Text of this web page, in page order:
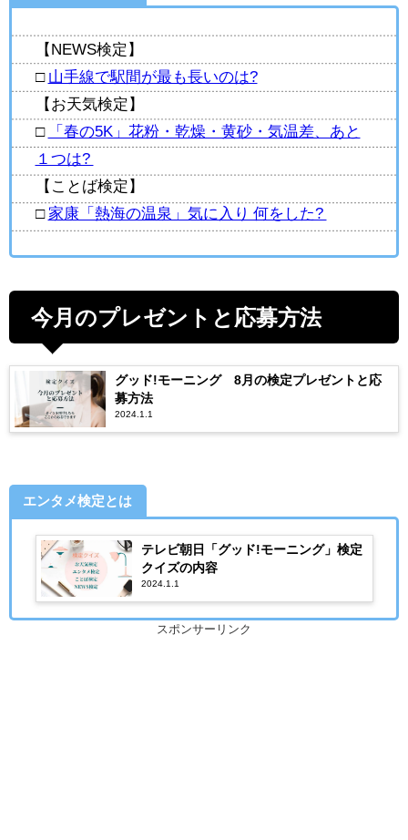
【NEWS検定】
□ 山手線で駅間が最も長いのは?
【お天気検定】
□
「春の5K」花粉・乾燥・黄砂・気温差、あと
１つは?
【ことば検定】
□ 家康「熱海の温泉」気に入り 何をした?
今月のプレゼントと応募方法
グッド!モーニング 8月の検定プレゼントと応
募方法
2024.1.1
エンタメ検定とは
テレビ朝日「グッド!モーニング」検定
クイズの内容
2024.1.1
スポンサーリンク